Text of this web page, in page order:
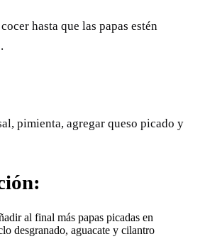
hasta que las papas estén
pimienta, agregar queso picado y
al final más papas picadas en
desgranado, aguacate y cilantro